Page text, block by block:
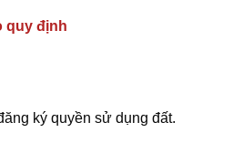
quy định
ký quyền sử dụng đất.